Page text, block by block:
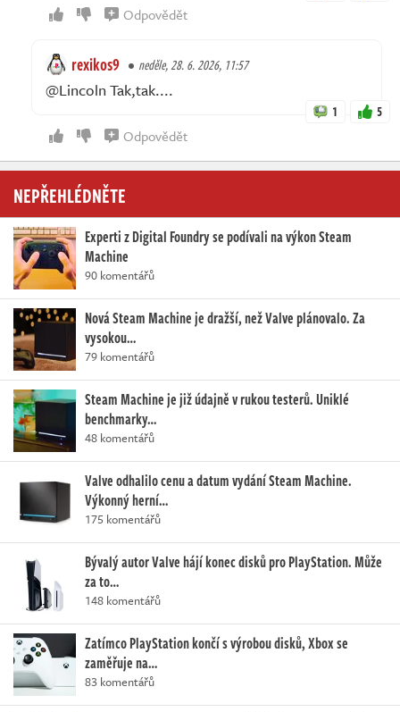
Odpovědět
rexikos9 neděle, 28. 6. 2026, 11:57
@Lincoln Tak,tak....
1 5
Odpovědět
NEPŘEHLÉDNĚTE
Experti z Digital Foundry se podívali na výkon Steam
Machine
90 komentářů
Nová Steam Machine je dražší, než Valve plánovalo. Za
vysokou…
79 komentářů
Steam Machine je již údajně v rukou testerů. Uniklé
benchmarky…
48 komentářů
Valve odhalilo cenu a datum vydání Steam Machine.
Výkonný herní…
175 komentářů
Bývalý autor Valve hájí konec disků pro PlayStation. Může
za to…
148 komentářů
Zatímco PlayStation končí s výrobou disků, Xbox se
zaměřuje na…
83 komentářů